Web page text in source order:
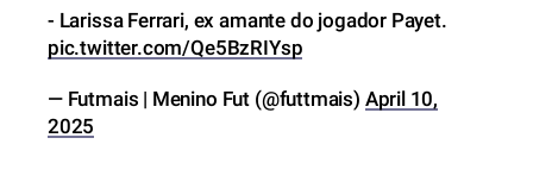
- Larissa Ferrari, ex amante do jogador Payet.
pic.twitter.com/Qe5BzRIYsp
— Futmais | Menino Fut (@futtmais) April 10,
2025